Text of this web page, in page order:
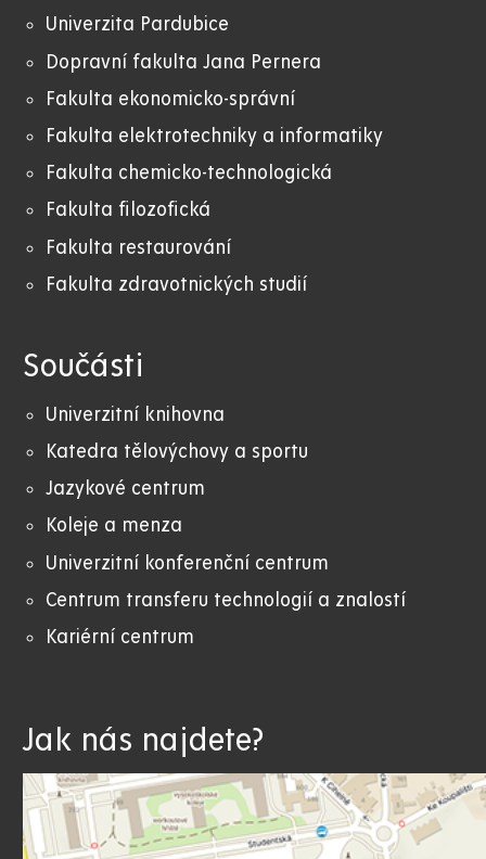
Univerzita Pardubice
Dopravní fakulta Jana Pernera
Fakulta ekonomicko-správní
Fakulta elektrotechniky a informatiky
Fakulta chemicko-technologická
Fakulta filozofická
Fakulta restaurování
Fakulta zdravotnických studií
Součásti
Univerzitní knihovna
Katedra tělovýchovy a sportu
Jazykové centrum
Koleje a menza
Univerzitní konferenční centrum
Centrum transferu technologií a znalostí
Kariérní centrum
Jak nás najdete?